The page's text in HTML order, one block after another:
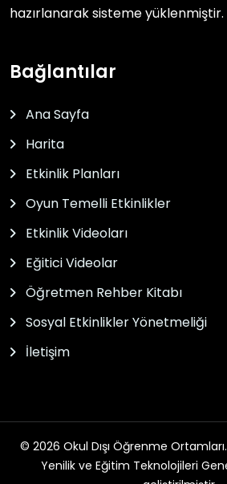
hazırlanarak sisteme yüklenmiştir.
Bağlantılar
Ana Sayfa
Harita
Etkinlik Planları
Oyun Temelli Etkinlikler
Etkinlik Videoları
Eğitici Videolar
Öğretmen Rehber Kitabı
Sosyal Etkinlikler Yönetmeliği
İletişim
© 2026 Okul Dışı Öğrenme
Yenilik ve Eğitim Teknolojileri